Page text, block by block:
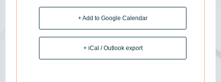
+ Add to Google Calendar
+ iCal / Outlook export